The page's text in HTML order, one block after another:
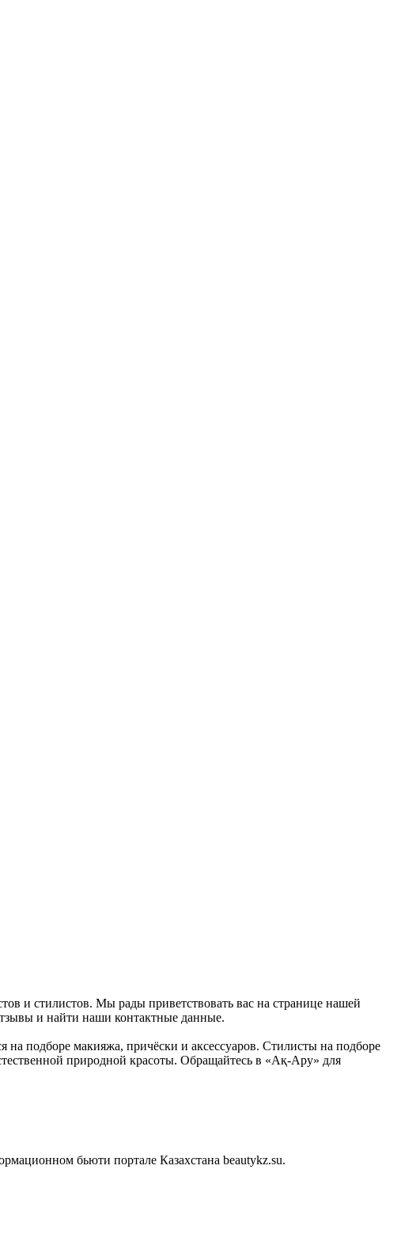
и стилистов. Мы рады приветствовать вас на странице нашей
и найти наши контактные данные.
подборе макияжа, причёски и аксессуаров. Стилисты на подборе
природной красоты. Обращайтесь в «Ақ-Ару» для
бьюти портале Казахстана beautykz.su.